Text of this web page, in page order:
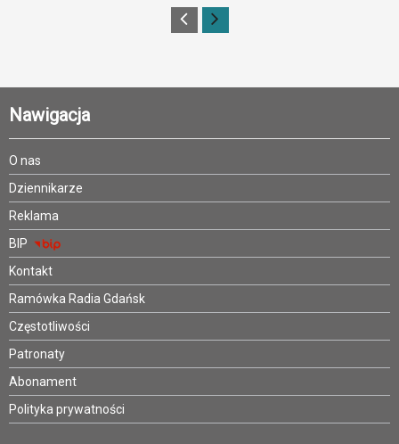
Nawigacja
O nas
Dziennikarze
Reklama
BIP
Kontakt
Ramówka Radia Gdańsk
Częstotliwości
Patronaty
Abonament
Polityka prywatności